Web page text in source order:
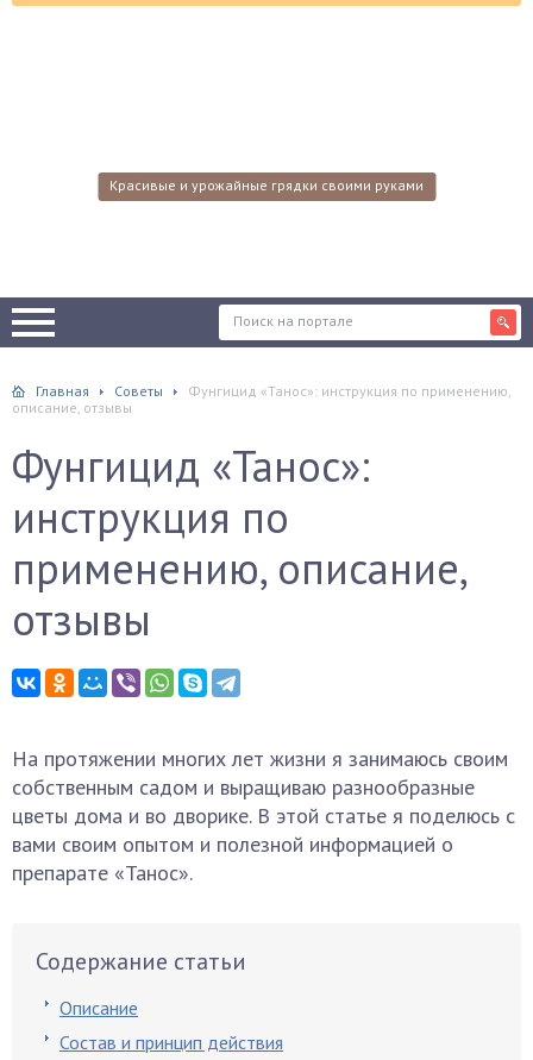
Красивые и урожайные грядки своими руками
Главная Советы
Фунгицид «Танос»: инструкция по применению,
описание, отзывы
Фунгицид «Танос»:
инструкция по
применению, описание,
отзывы
На протяжении многих лет жизни я занимаюсь своим
собственным садом и выращиваю разнообразные
цветы дома и во дворике. В этой статье я поделюсь с
вами своим опытом и полезной информацией о
препарате «Танос».
Содержание статьи
Описание
Состав и принцип действия